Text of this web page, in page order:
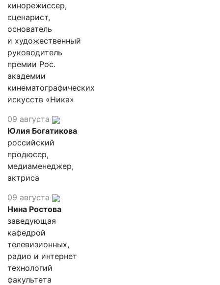
кинорежиссер,
сценарист,
основатель
и художественный
руководитель
премии Рос.
академии
кинематографических
искусств «Ника»
09 августа
Юлия Богатикова
российский
продюсер,
медиаменеджер,
актриса
09 августа
Нина Ростова
заведующая
кафедрой
телевизионных,
радио и интернет
технологий
факультета